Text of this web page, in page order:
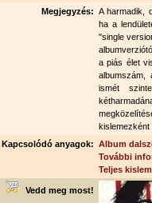
Megjegyzés: A harmadik,
ha a
"single
a piás élet
albumszám,
ismét
kislemezként
Kapcsolódó anyagok: Album
További
Teljes
Vedd meg most!